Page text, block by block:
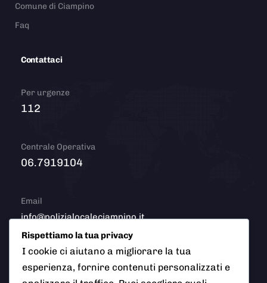
Comune di Ciampino
Faq
Contattaci
Per urgenze
112
Centrale Operativa
06.7919104
Email
info@polizialocaleciampino.it
© 2026 Polizia Locale del Comune di Ciampino (Roma). Tutti
Rispettiamo la tua privacy
I cookie ci aiutano a migliorare la tua
esperienza, fornire contenuti personalizzati e